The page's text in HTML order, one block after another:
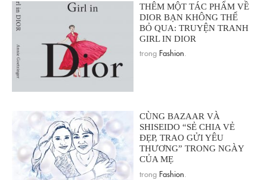
THÊM MỘT TÁC PHẨM VỀ
DIOR BẠN KHÔNG THỂ
BỎ QUA: TRUYỆN TRANH
GIRL IN DIOR
trong Fashion
CÙNG BAZAAR VÀ
SHISEIDO “SẺ CHIA VẺ
ĐẸP, TRAO GỬI YÊU
THƯƠNG” TRONG NGÀY
CỦA MẸ
trong Fashion